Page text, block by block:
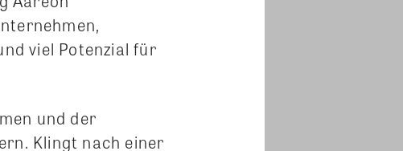
viel Potenzial für
und der
Klingt nach einer